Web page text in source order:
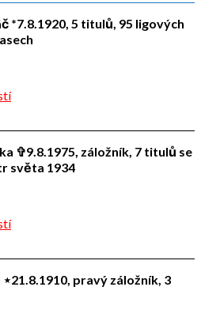
*7.8.1920, 5 titulů, 95 ligových
✞9.8.1975, záložník, 7 titulů se
světa 1934
pravý záložník, 3